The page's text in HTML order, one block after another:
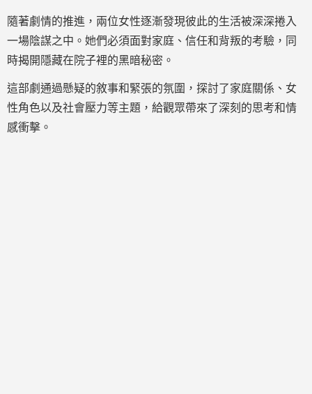
隨著劇情的推進，兩位女性逐漸發現彼此的生活被深深捲入
一場陰謀之中。她們必須面對家庭、信任和背叛的考驗，同
時揭開隱藏在院子裡的黑暗秘密。
這部劇通過懸疑的敘事和緊張的氛圍，探討了家庭關係、女
性角色以及社會壓力等主題，給觀眾帶來了深刻的思考和情
感衝擊。